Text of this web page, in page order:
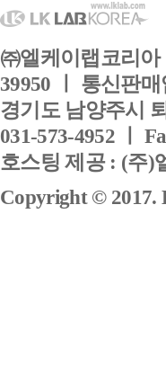
㈜엘케이랩코리아
39950 ㅣ 통신판
경기도 남양주시
031-573-4952 ㅣ
호스팅 제공 : (주)
Copyright © 2017.